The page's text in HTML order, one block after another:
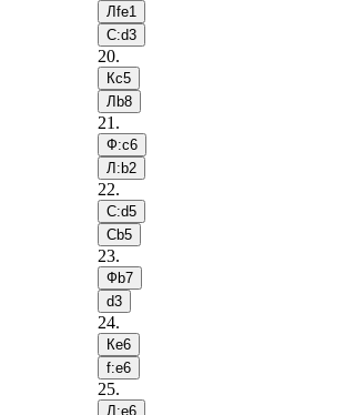
Лfe1
С:d3
20.
Кc5
Лb8
21 .
Ф:c6
Л:b2
22.
С:d5
Сb5
23.
Фb7
d3
24.
Кe6
f:e6
25.
Л:e6